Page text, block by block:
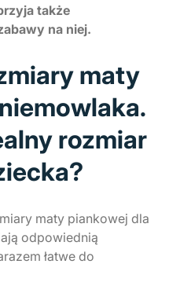
także
na niej.
maty
rozmiar
maty piankowej dla
odpowiednią
łatwe do